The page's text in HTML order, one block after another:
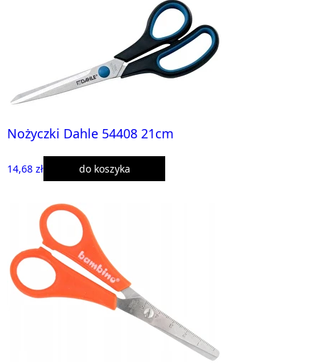
Nożyczki Dahle 54408 21cm
14,68 zł do koszyka